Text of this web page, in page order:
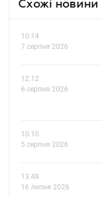
Схожі новини
10.14
7 серпня 2026
12.12
6 серпня 2026
10.10
5 серпня 2026
13.48
16 липня 2026